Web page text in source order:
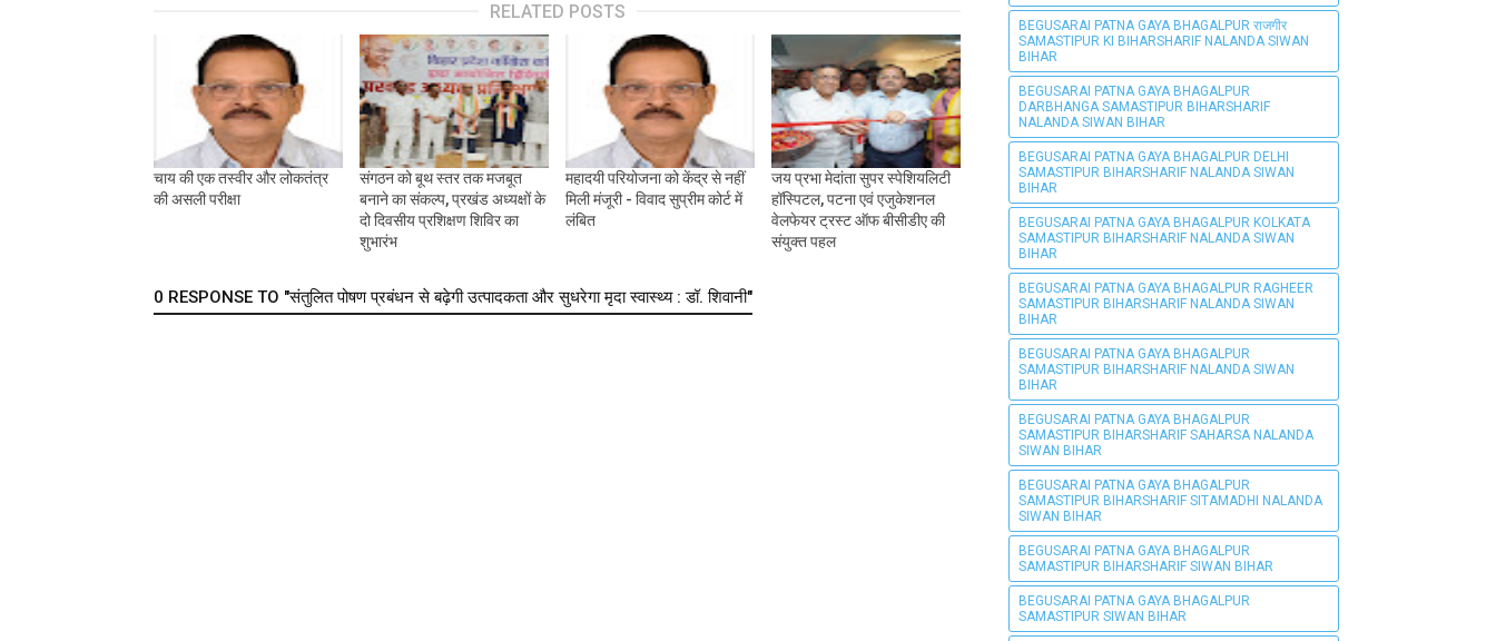
RELATED POSTS
चाय की एक तस्वीर और लोकतंत्र
की असली परीक्षा
संगठन को बूथ स्तर तक मजबूत
बनाने का संकल्प, प्रखंड अध्यक्षों के
दो दिवसीय प्रशिक्षण शिविर का
शुभारंभ
महादयी परियोजना को केंद्र से नहीं
मिली मंजूरी - विवाद सुप्रीम कोर्ट में
लंबित
जय प्रभा मेदांता सुपर स्पेशियलिटी
हॉस्पिटल, पटना एवं एजुकेशनल
वेलफेयर ट्रस्ट ऑफ बीसीडीए की
संयुक्त पहल
0 RESPONSE TO "संतुलित पोषण प्रबंधन से बढ़ेगी उत्पादकता और सुधरेगा मृदा स्वास्थ्य : डॉ. शिवानी"
BEGUSARAI PATNA GAYA BHAGALPUR राजगीर
SAMASTIPUR KI BIHARSHARIF NALANDA SIWAN
BIHAR
BEGUSARAI PATNA GAYA BHAGALPUR
DARBHANGA SAMASTIPUR BIHARSHARIF
NALANDA SIWAN BIHAR
BEGUSARAI PATNA GAYA BHAGALPUR DELHI
SAMASTIPUR BIHARSHARIF NALANDA SIWAN
BIHAR
BEGUSARAI PATNA GAYA BHAGALPUR KOLKATA
SAMASTIPUR BIHARSHARIF NALANDA SIWAN
BIHAR
BEGUSARAI PATNA GAYA BHAGALPUR RAGHEER
SAMASTIPUR BIHARSHARIF NALANDA SIWAN
BIHAR
BEGUSARAI PATNA GAYA BHAGALPUR
SAMASTIPUR BIHARSHARIF NALANDA SIWAN
BIHAR
BEGUSARAI PATNA GAYA BHAGALPUR
SAMASTIPUR BIHARSHARIF SAHARSA NALANDA
SIWAN BIHAR
BEGUSARAI PATNA GAYA BHAGALPUR
SAMASTIPUR BIHARSHARIF SITAMADHI NALANDA
SIWAN BIHAR
BEGUSARAI PATNA GAYA BHAGALPUR
SAMASTIPUR BIHARSHARIF SIWAN BIHAR
BEGUSARAI PATNA GAYA BHAGALPUR
SAMASTIPUR SIWAN BIHAR